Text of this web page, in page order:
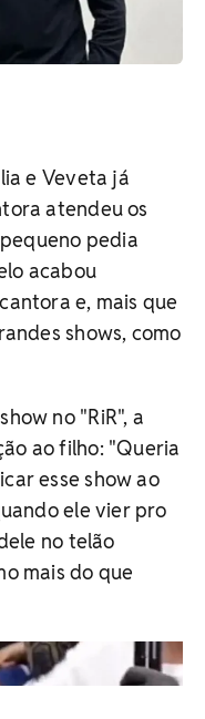
e Veveta já
atendeu os
pedia
acabou
e, mais que
shows, como
no "RiR", a
ao filho: "Queria
esse show ao
ele vier pro
no telão
mais do que
Sociais